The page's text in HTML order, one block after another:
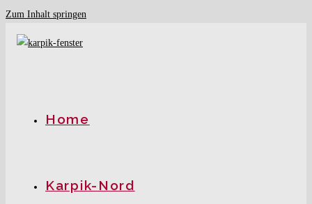
Zum Inhalt springen
Home
Karpik-Nord